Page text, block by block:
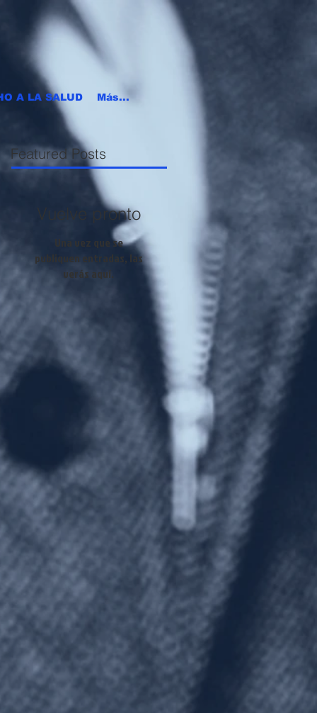
A LA SALUD Más...
Featured Posts
Vuelve pronto
Una vez que se
publiquen entradas, las
verás aquí.